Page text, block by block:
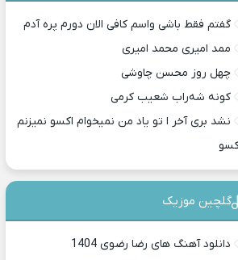
گفتم فقط باشی واسم کافی الان دورم پره آدم
ممد امیری محمد امیری
چهل روز محسن چاوشی
کونه شه‌راب شعیب کرمی
نشد بری آخر ا تو یاد من نمیخوام اکسو نمیزنم
گلچین موزیک
دانلود آهنگ های رضا رضوی 1404